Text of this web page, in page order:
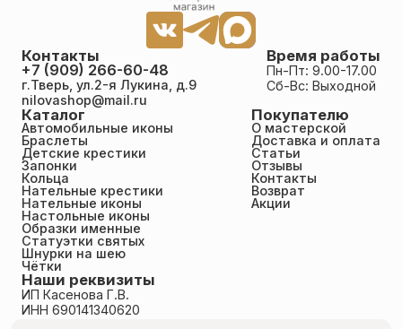
Каталог
Автомобильные иконы
Браслеты
Детские крестики
Запонки
Кольца
Нательные крестики
Нательные иконы
Настольные иконы
Образки именные
Статуэтки святых
Шнурки на шею
Чётки
Покупателю
О мастерской
Доставка и оплата
Статьи
Отзывы
Контакты
Возврат
Акции
Время работы
Пн-Пт: 9.00-17.00
Сб-Вс: Выходной
Контакты
+7 (909) 266-60-48
г.Тверь, ул.2-я Лукина, д.9
nilovashop@mail.ru
Наши реквизиты
ИП Касенова Г.В.
ИНН 690141340620